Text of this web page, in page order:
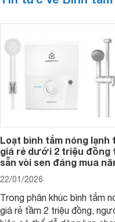
Loạt bình tắm nóng
giá rẻ dưới 2 triệu đồng
sẵn vòi sen đáng mua
22/01/2026
Trong phân khúc bình tắm
giá rẻ tầm 2 triệu đồng,